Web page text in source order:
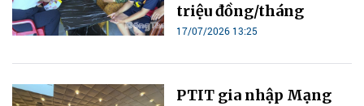
triệu đồng/tháng
17/07/2026 13:25
PTIT gia nhập Mạng